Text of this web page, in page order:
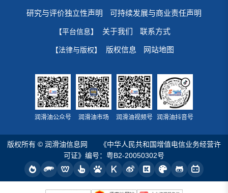
研究与评价独立性声明 可持续发展与商业责任声明
【平台信息】 关于我们 联系方式
【法律与版权】 版权信息 网站地图
润滑油公众号 润滑油市场 润滑油视频号 润滑油抖音号
版权所有 © 润滑油信息网
《中华人民共和国增值电信业务经营许
可证》编号：粤B2-20050302号